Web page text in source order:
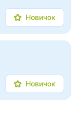
Новичок
Новичок